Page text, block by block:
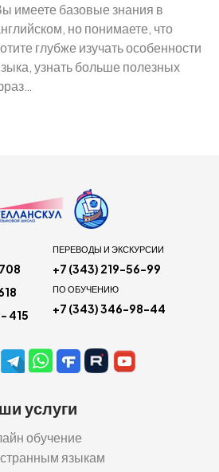
имеете базовые знания в
но понимаете, что
глубже изучать особенности
узнать больше полезных
415
ПЕРЕВОДЫ И ЭКСКУРСИИ
+7 (343) 219-56-99
ПО ОБУЧЕНИЮ
+7 (343) 346-98-44
услуги
обучение
языкам